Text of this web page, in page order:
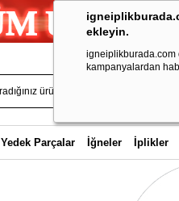
ekleyin.
igneiplikburada.com
kampanyalardan
Yedek Parçalar İğneler İplikler